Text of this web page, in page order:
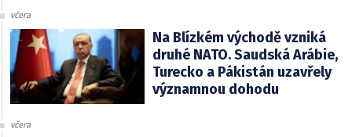
včera
Na Blízkém východě vzniká
druhé NATO. Saudská Arábie,
Turecko a Pákistán uzavřely
významnou dohodu
včera